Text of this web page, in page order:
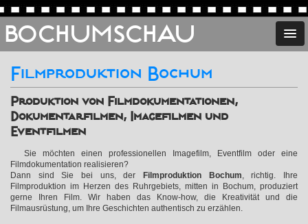
BOCHUMSCHAU
Filmproduktion Bochum
Produktion von Filmdokumentationen,
Dokumentarfilmen, Imagefilmen und
Eventfilmen
Sie möchten einen professionellen Imagefilm, Eventfilm oder eine
Filmdokumentation realisieren?
Dann sind Sie bei uns, der
Filmproduktion Bochum, richtig. Ihre
Filmproduktion im Herzen des Ruhrgebiets, mitten in Bochum, produziert
gerne Ihren Film. Wir haben das Know-how, die Kreativität und die
Filmausrüstung, um Ihre Geschichten authentisch zu erzählen.